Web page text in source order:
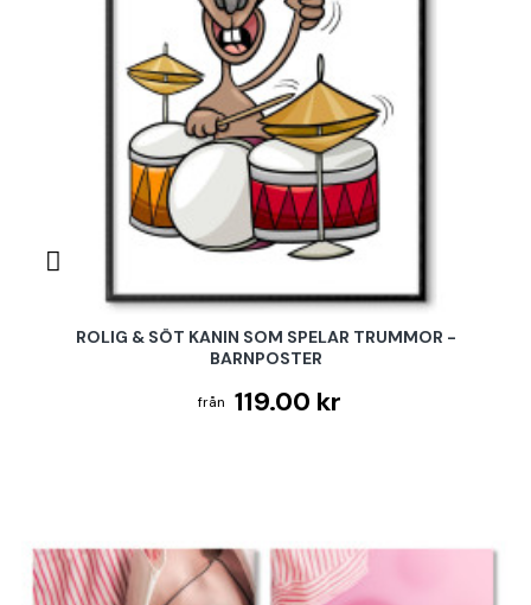
ROLIG & SÖT KANIN SOM SPELAR TRUMMOR -
BARNPOSTER
119.00 kr